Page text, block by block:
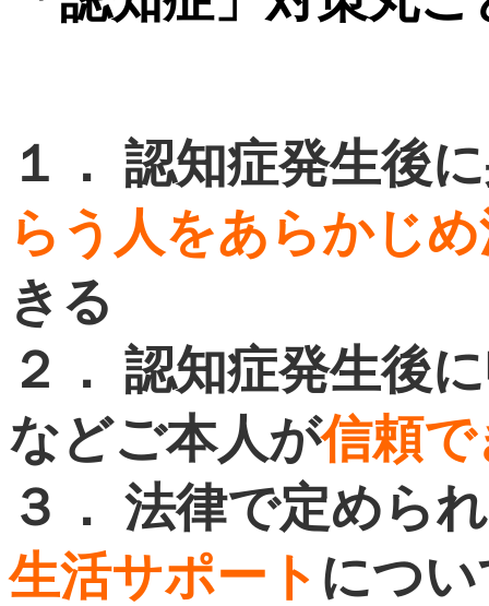
１． 認知症発生後
らう人をあらかじ
きる
２． 認知症発生後
などご本人が信頼
３． 法律で定めら
生活サポート につ